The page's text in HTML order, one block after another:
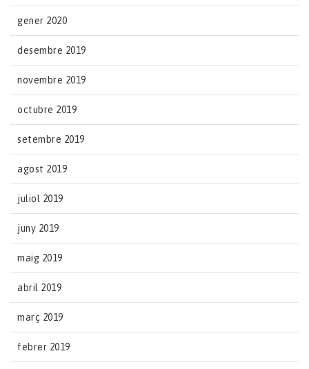
gener 2020
desembre 2019
novembre 2019
octubre 2019
setembre 2019
agost 2019
juliol 2019
juny 2019
maig 2019
abril 2019
març 2019
febrer 2019